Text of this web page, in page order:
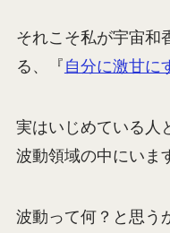
それこそ私が宇宙和
る、『 自分に激甘に
実はいじめている人
波動領域の中にいま
波動って何？と思う